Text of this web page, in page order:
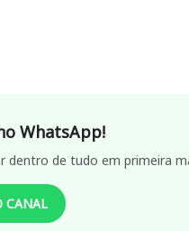
WhatsApp!
dentro de tudo em primeira
CANAL